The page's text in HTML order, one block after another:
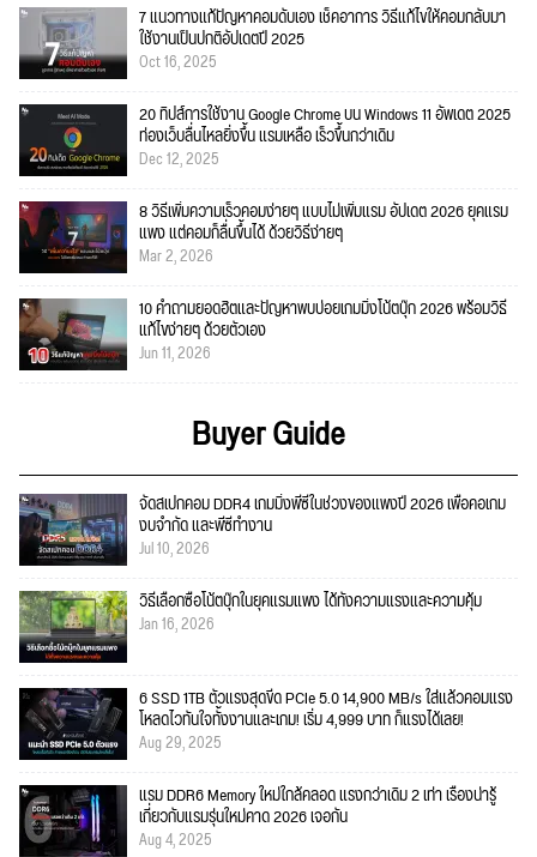
7 แนวทางแก้ปัญหาคอมดับเอง เช็คอาการ วิธีแก้ไขให้คอมกลับมา
ใช้งานเป็นปกติอัปเดตปี 2025
Oct 16, 2025
20 ทิปส์การใช้งาน Google Chrome บน Windows 11 อัพเดต 2025
ท่องเว็บลื่นไหลยิ่งขึ้น แรมเหลือ เร็วขึ้นกว่าเดิม
Dec 12, 2025
8 วิธีเพิ่มความเร็วคอมง่ายๆ แบบไม่เพิ่มแรม อัปเดต 2026 ยุคแรม
แพง แต่คอมก็ลื่นขึ้นได้ ด้วยวิธีง่ายๆ
Mar 2, 2026
10 คำถามยอดฮิตและปัญหาพบบ่อยเกมมิ่งโน้ตบุ๊ก 2026 พร้อมวิธี
แก้ไขง่ายๆ ด้วยตัวเอง
Jun 11, 2026
Buyer Guide
จัดสเปกคอม DDR4 เกมมิ่งพีซีในช่วงของแพงปี 2026 เพื่อคอเกม
งบจำกัด และพีซีทำงาน
Jul 10, 2026
วิธีเลือกซื้อโน้ตบุ๊กในยุคแรมแพง ได้ทั้งความแรงและความคุ้ม
Jan 16, 2026
6 SSD 1TB ตัวแรงสุดขีด PCIe 5.0 14,900 MB/s ใส่แล้วคอมแรง
โหลดไวทันใจทั้งงานและเกม! เริ่ม 4,999 บาท ก็แรงได้เลย!
Aug 29, 2025
แรม DDR6 Memory ใหม่ใกล้คลอด แรงกว่าเดิม 2 เท่า เรื่องน่ารู้
เกี่ยวกับแรมรุ่นใหม่คาด 2026 เจอกัน
Aug 4, 2025